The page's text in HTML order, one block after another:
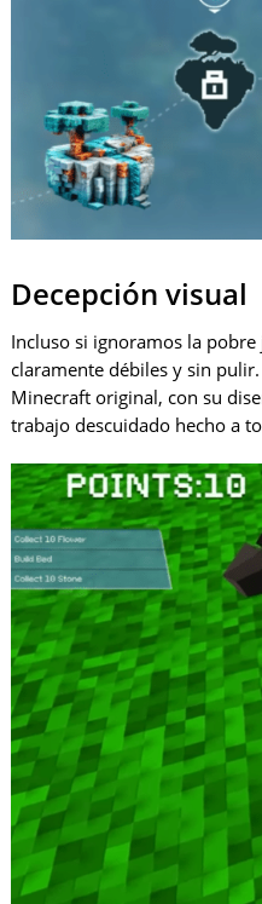
Decepción visual
Incluso si ignoramos la
claramente débiles y sin
Minecraft original, con su
trabajo descuidado hecho a